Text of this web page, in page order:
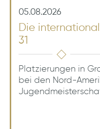
05.08.2026
Die
31
Platzierungen in
bei den Nord-